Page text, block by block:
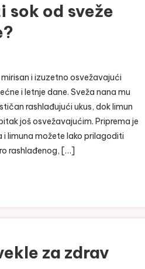
sok od sveže
i izuzetno osvežavajući
i letnje dane. Sveža nana mu
rashlađujući ukus, dok limun
još osvežavajućim. Priprema je
limuna možete lako prilagoditi
rashlađenog, […]
za zdrav